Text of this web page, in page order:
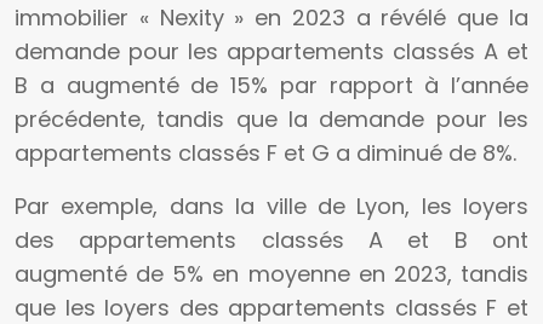
immobilier « Nexity » en 2023 a révélé que la
demande pour les appartements classés A et
B a augmenté de 15% par rapport à l’année
précédente, tandis que la demande pour les
appartements classés F et G a diminué de 8%.
Par exemple, dans la ville de Lyon, les loyers
des appartements classés A et B ont
augmenté de 5% en moyenne en 2023, tandis
que les loyers des appartements classés F et